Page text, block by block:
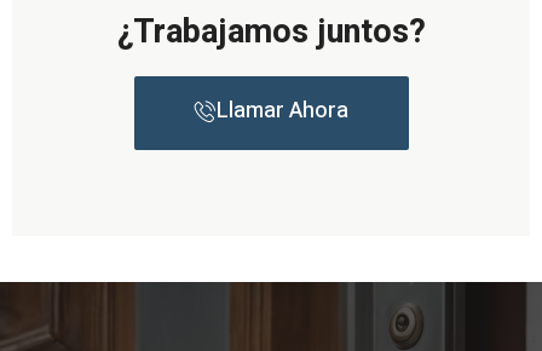
¿Trabajamos juntos?
Llamar Ahora